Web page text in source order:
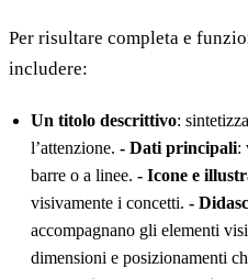
Per risultare completa e
includere:
Un titolo descrittivo:
l’attenzione. - Dati principali:
barre o a linee. - Icone e
visivamente i concetti. -
accompagnano gli elementi
dimensioni e posizionamenti